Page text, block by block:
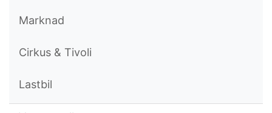
Marknad
Cirkus & Tivoli
Lastbil